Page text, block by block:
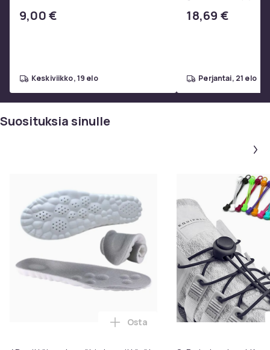
9,00 €
keskiviikko, 19 elo
valmistettu
18,69 €
perjantai, 21 elo
Suosituksia sinulle
Lisää 4D erittäin pehmeät ja
Osta